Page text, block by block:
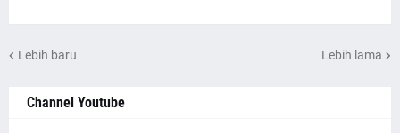
Lebih baru Lebih lama
Channel Youtube